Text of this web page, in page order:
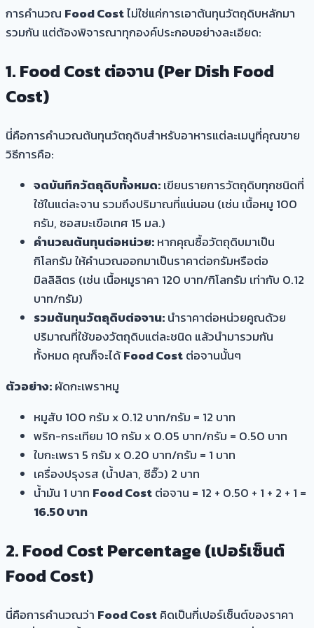
การคำนวณ Food Costไม่ใช่แค่การเอาต้นทุนวัตถุดิบหลักมา
รวมกัน แต่ต้องพิจารณาทุกองค์ประกอบอย่างละเอียด:
1. Food Cost ต่อจาน (Per Dish Food
Cost)
นี่คือการคำนวณต้นทุนวัตถุดิบสำหรับอาหารแต่ละเมนูที่คุณขาย
วิธีการคือ:
จดบันทึกวัตถุดิบทั้งหมด:เขียนรายการวัตถุดิบทุกชนิดที่
ใช้ในแต่ละจาน รวมถึงปริมาณที่แน่นอน (เช่น เนื้อหมู 100
กรัม, ซอสมะเขือเทศ 15 มล.)
คำนวณต้นทุนต่อหน่วย:หากคุณซื้อวัตถุดิบมาเป็น
กิโลกรัม ให้คำนวณออกมาเป็นราคาต่อกรัมหรือต่อ
มิลลิลิตร (เช่น เนื้อหมูราคา 120 บาท/กิโลกรัม เท่ากับ 0.12
บาท/กรัม)
รวมต้นทุนวัตถุดิบต่อจาน:นำราคาต่อหน่วยคูณด้วย
ปริมาณที่ใช้ของวัตถุดิบแต่ละชนิด แล้วนำมารวมกัน
ทั้งหมด คุณก็จะได้Food Costต่อจานนั้นๆ
ตัวอย่าง:ผัดกะเพราหมู
หมูสับ 100 กรัม x 0.12 บาท/กรัม = 12 บาท
พริก-กระเทียม 10 กรัม x 0.05 บาท/กรัม = 0.50 บาท
ใบกะเพรา 5 กรัม x 0.20 บาท/กรัม = 1 บาท
เครื่องปรุงรส (น้ำปลา, ซีอิ๊ว) 2 บาท
น้ำมัน 1 บาท Food Costต่อจาน = 12 + 0.50 + 1 + 2 + 1 =
16.50 บาท
2. Food Cost Percentage (เปอร์เซ็นต์
Food Cost)
นี่คือการคำนวณว่า Food Costคิดเป็นกี่เปอร์เซ็นต์ของราคา